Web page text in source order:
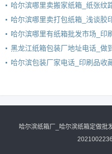
哈尔滨哪里卖搬家纸箱_纸张纹
哈尔滨哪里卖打包纸箱_浅谈胶
哈尔滨哪里有纸箱批发市场_印
哈尔滨包装厂家电话_印刷品收
哈尔滨纸箱厂_哈尔滨纸箱定做批